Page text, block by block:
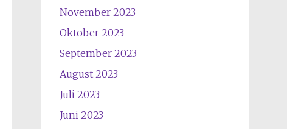
November 2023
Oktober 2023
September 2023
August 2023
Juli 2023
Juni 2023